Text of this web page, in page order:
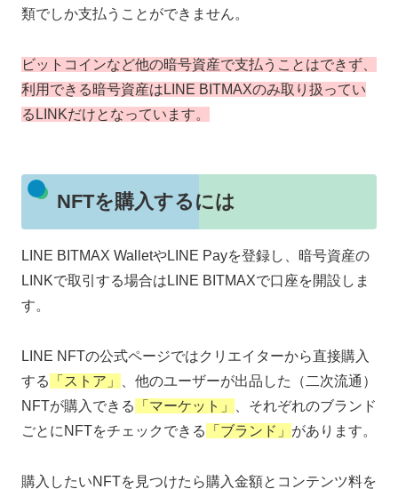
類でしか支払うことができません。
ビットコインなど他の暗号資産で支払うことはできず、
利用できる暗号資産はLINE BITMAXのみ取り扱ってい
るLINKだけとなっています。
NFTを購入するには
LINE BITMAX WalletやLINE Payを登録し、暗号資産の
LINKで取引する場合はLINE BITMAXで口座を開設しま
す。
LINE NFTの公式ページではクリエイターから直接購入
する
「ストア」
、他のユーザーが出品した（二次流通）
NFTが購入できる
「マーケット」
、それぞれのブランド
ごとにNFTをチェックできる
「ブランド」 があります。
購入したいNFTを見つけたら購入金額とコンテンツ料を